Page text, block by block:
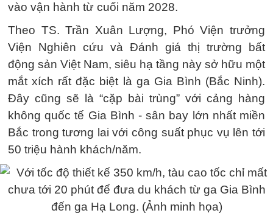
vào vận hành từ cuối năm 2028.
Theo TS. Trần Xuân Lượng, Phó Viện trưởng
Viện Nghiên cứu và Đánh giá thị trường bất
động sản Việt Nam, siêu hạ tầng này sở hữu một
mắt xích rất đặc biệt là ga Gia Bình (Bắc Ninh).
Đây cũng sẽ là “cặp bài trùng” với cảng hàng
không quốc tế Gia Bình - sân bay lớn nhất miền
Bắc trong tương lai với công suất phục vụ lên tới
50 triệu hành khách/năm.